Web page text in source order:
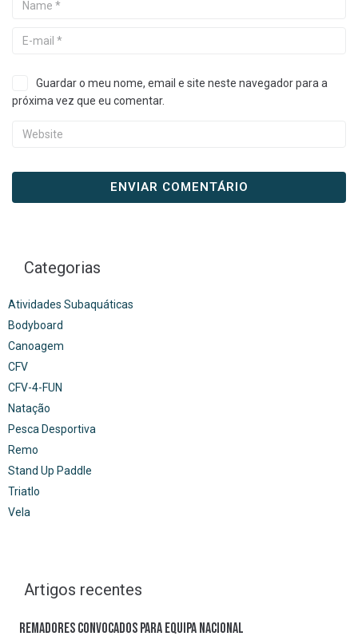
Guardar o meu nome, email e site neste navegador para a
próxima vez que eu comentar.
Categorias
Atividades Subaquáticas
Bodyboard
Canoagem
CFV
CFV-4-FUN
Natação
Pesca Desportiva
Remo
Stand Up Paddle
Triatlo
Vela
Artigos recentes
Remadores convocados para Equipa Nacional